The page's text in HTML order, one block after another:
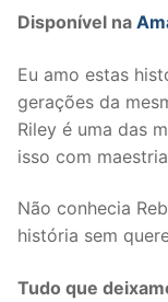
Disponível na
Eu amo estas
gerações da
Riley é uma das
isso com
Não conhecia
história sem
Tudo que